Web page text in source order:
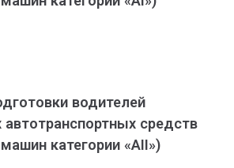
водителей
средств
категории «АII»)